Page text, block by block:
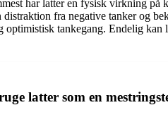
har latter en fysisk virkning
fra negative tanker og
tankegang. Endelig
latter som en